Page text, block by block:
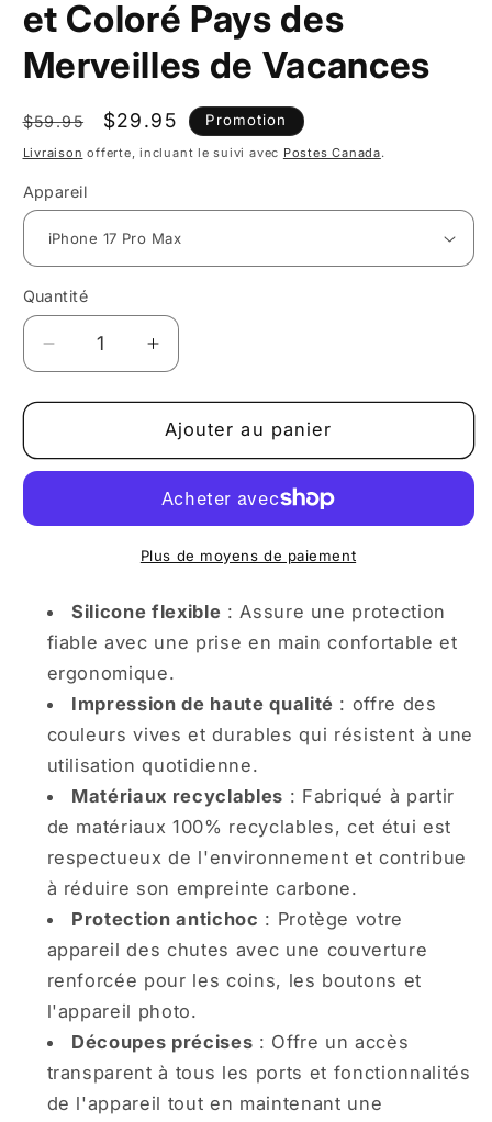
et Coloré Pays des
Merveilles de Vacances
Prix
habituel
$59.95
Prix
promotionnel
$29.95 Promotion
Livraison offerte, incluant le suivi avec Postes Canada.
Appareil
Quantité
Réduire
la
quantité
Étui
Joyeux
Pays
des
Merveilles
de
Vacances
Augmenter
la
quantité
de
Étui
iPhone
Joyeux
et
Pays
Merveilles
de
Vacances
Ajouter au panier
Plus de moyens de paiement
Silicone flexible : Assure une protection
fiable avec une prise en main confortable et
ergonomique.
Impression de haute qualité : offre des
couleurs vives et durables qui résistent à une
utilisation quotidienne.
Matériaux recyclables : Fabriqué à partir
de matériaux 100% recyclables, cet étui est
respectueux de l'environnement et contribue
à réduire son empreinte carbone.
Protection antichoc : Protège votre
appareil des chutes avec une couverture
renforcée pour les coins, les boutons et
l'appareil photo.
Découpes précises : Offre un accès
transparent à tous les ports et fonctionnalités
de l'appareil tout en maintenant une